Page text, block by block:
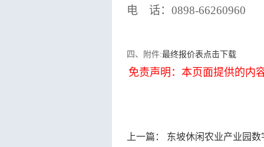
电 话： 0898-66260960
四、附件:最终报价表点击下载
免责声明：本页面提供的内
上一篇： 东坡休闲农业产业园数字文旅布展设